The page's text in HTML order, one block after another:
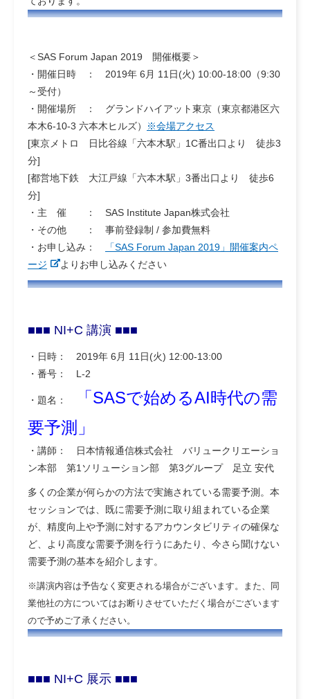
＜SAS Forum Japan 2019 開催概要＞
・開催日時 ： 2019年 6月 11日(火) 10:00-18:00（9:30
～受付）
・開催場所 ： グランドハイアット東京（東京都港区六
本木6-10-3 六本木ヒルズ）
※会場アクセス
[東京メトロ 日比谷線「六本木駅」1C番出口より 徒歩3
分]
[都営地下鉄 大江戸線「六本木駅」3番出口より 徒歩6
分]
・主 催 ： SAS Institute Japan株式会社
・その他 ： 事前登録制 / 参加費無料
・お申し込み：
「SAS Forum Japan 2019」開催案内ペ
ージ
よりお申し込みください
■■■ NI+C 講演 ■■■
・日時： 2019年 6月 11日(火) 12:00-13:00
・番号： L-2
・題名：
「SASで始めるAI時代の需
要予測」
・講師： 日本情報通信株式会社 バリュークリエーショ
ン本部 第1ソリューション部 第3グループ 足立 安代
多くの企業が何らかの方法で実施されている需要予測。本
セッションでは、既に需要予測に取り組まれている企業
が、精度向上や予測に対するアカウンタビリティの確保な
ど、より高度な需要予測を行うにあたり、今さら聞けない
需要予測の基本を紹介します。
※講演内容は予告なく変更される場合がございます。また、同
業他社の方についてはお断りさせていただく場合がございます
ので予めご了承ください。
■■■ NI+C 展示 ■■■